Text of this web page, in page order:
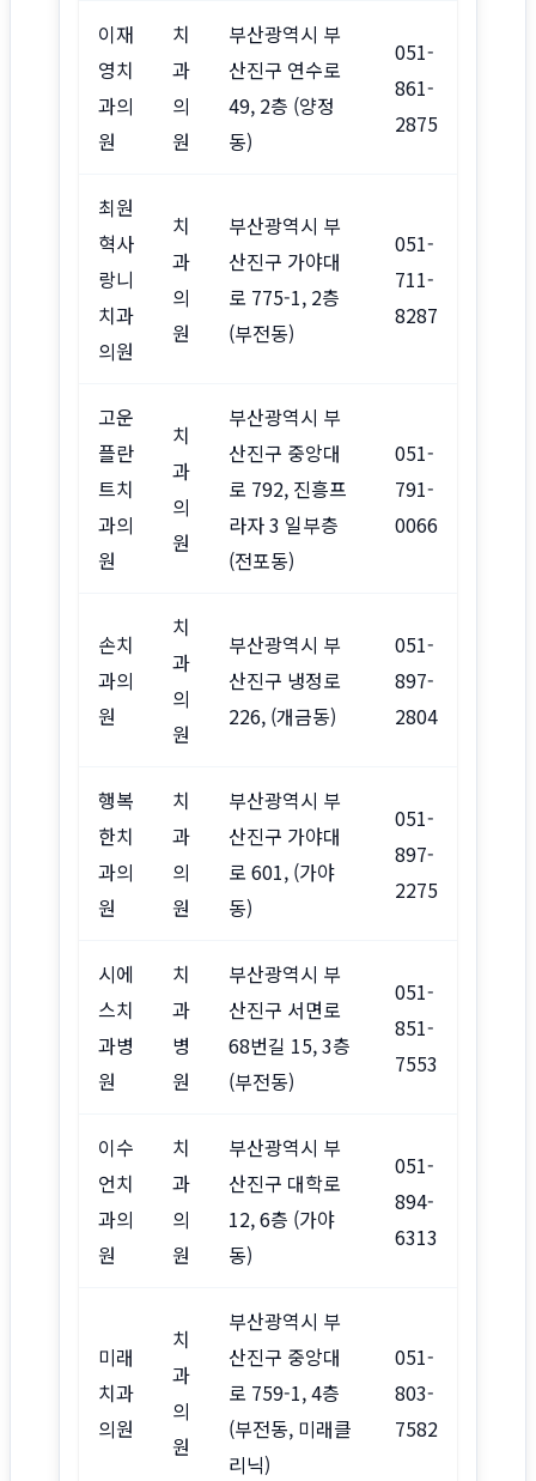
이재
영치
과의
원
치
과
의
원
부산광역시 부
산진구 연수로
49, 2층 (양정
동)
051-
861-
2875
최원
혁사
랑니
치과
의원
치
과
의
원
부산광역시 부
산진구 가야대
로 775-1, 2층
(부전동)
051-
711-
8287
고운
플란
트치
과의
원
치
과
의
원
부산광역시 부
산진구 중앙대
로 792, 진흥프
라자 3 일부층
(전포동)
051-
791-
0066
손치
과의
원
치
과
의
원
부산광역시 부
산진구 냉정로
226, (개금동)
051-
897-
2804
행복
한치
과의
원
치
과
의
원
부산광역시 부
산진구 가야대
로 601, (가야
동)
051-
897-
2275
시에
스치
과병
원
치
과
병
원
부산광역시 부
산진구 서면로
68번길 15, 3층
(부전동)
051-
851-
7553
이수
언치
과의
원
치
과
의
원
부산광역시 부
산진구 대학로
12, 6층 (가야
동)
051-
894-
6313
미래
치과
의원
치
과
의
원
부산광역시 부
산진구 중앙대
로 759-1, 4층
(부전동, 미래클
리닉)
051-
803-
7582